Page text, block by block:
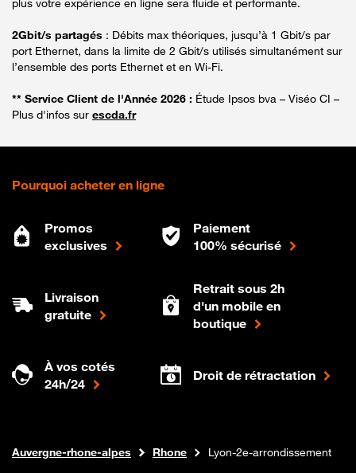
2Gbit/s partagés : Débits max théoriques, jusqu’à 1 Gbit/s par
port Ethernet, dans la limite de 2 Gbit/s utilisés simultanément sur
l’ensemble des ports Ethernet et en Wi-Fi.
** Service Client de l'Année 2026 : Étude Ipsos bva – Viséo CI –
Plus d'infos sur escda.fr
Pourquoi acheter en ligne
Promos
exclusives
Paiement
100% sécurisé
Livraison
gratuite
Retrait sous 2h
d'un mobile en
boutique
À vos cotés
24h/24
Droit de rétractation
Boutique Orange
Internet fibre
Auvergne-rhone-alpes Rhone Lyon-2e-arrondissement